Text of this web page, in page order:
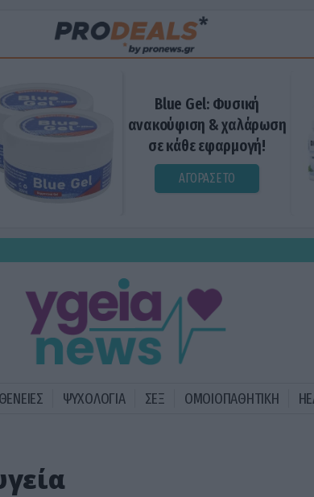
Blue Gel: Φυσική
ανακούφιση & χαλάρωση
σε κάθε εφαρμογή!
ΑΓΟΡΑΣΕ ΤΟ
ΨΥΧΟΛΟΓΙΑ ΣΕΞ ΟΜΟΙΟΠΑΘΗΤΙΚΗ